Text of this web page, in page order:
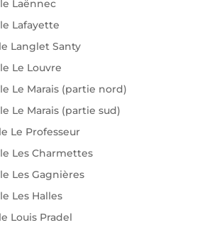
Laënnec
Lafayette
Langlet Santy
Le Louvre
Le Marais (partie nord)
Le Marais (partie sud)
Le Professeur
Les Charmettes
Les Gagnières
Les Halles
Louis Pradel